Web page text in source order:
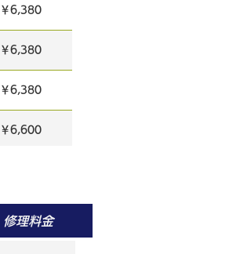
￥5,280
￥6,380
￥6,600
￥6,380
￥6,380
￥6,380
￥6,600
修理料金